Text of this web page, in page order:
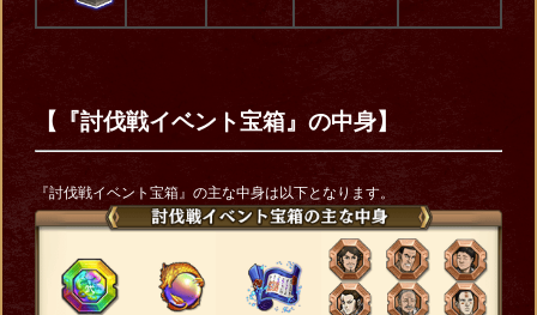
【『討伐戦イベント宝箱』の中身】
『討伐戦イベント宝箱』の主な中身は以下となります。